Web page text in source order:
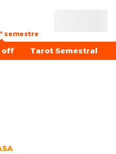
semestre
off Tarot Semestral